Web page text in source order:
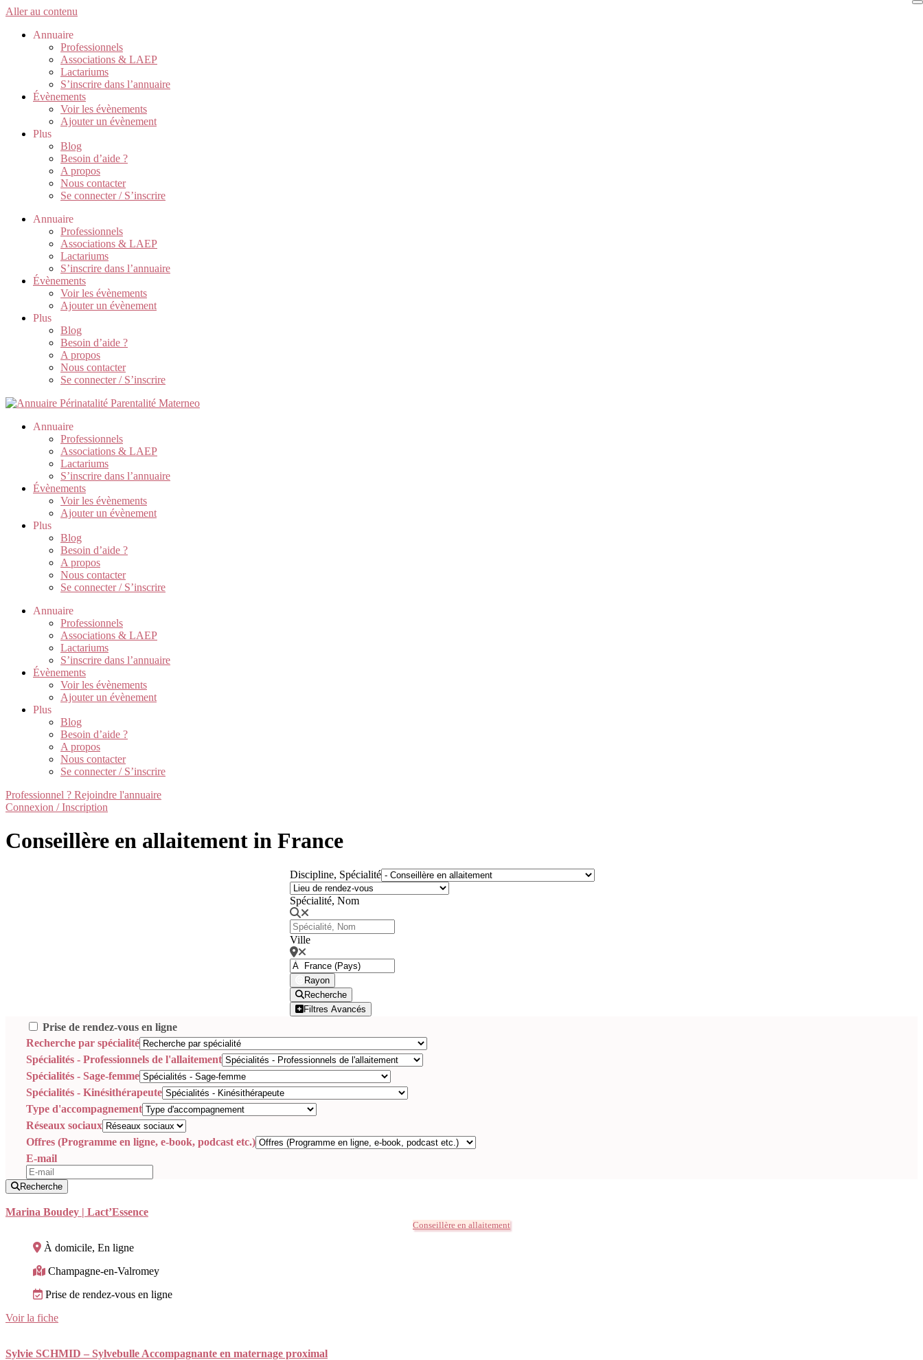
Aller au contenu
Annuaire
Professionnels
Associations & LAEP
Lactariums
S’inscrire dans l’annuaire
Évènements
Voir les évènements
Ajouter un évènement
Plus
Blog
Besoin d’aide ?
A propos
Nous contacter
Se connecter / S’inscrire
Annuaire
Professionnels
Associations & LAEP
Lactariums
S’inscrire dans l’annuaire
Évènements
Voir les évènements
Ajouter un évènement
Plus
Blog
Besoin d’aide ?
A propos
Nous contacter
Se connecter / S’inscrire
Annuaire
Professionnels
Associations & LAEP
Lactariums
S’inscrire dans l’annuaire
Évènements
Voir les évènements
Ajouter un évènement
Plus
Blog
Besoin d’aide ?
A propos
Nous contacter
Se connecter / S’inscrire
Annuaire
Professionnels
Associations & LAEP
Lactariums
S’inscrire dans l’annuaire
Évènements
Voir les évènements
Ajouter un évènement
Plus
Blog
Besoin d’aide ?
A propos
Nous contacter
Se connecter / S’inscrire
Professionnel ? Rejoindre l'annuaire
Connexion / Inscription
Conseillère en allaitement in France
Discipline, Spécialité
Spécialité, Nom
Ville
Rayon
Recherche
Filtres Avancés
Prise de rendez-vous en ligne
Recherche par spécialité
Spécialités - Professionnels de l'allaitement
Spécialités - Sage-femme
Spécialités - Kinésithérapeute
Type d'accompagnement
Réseaux sociaux
Offres (Programme en ligne, e-book, podcast etc.)
E-mail
Recherche
Marina Boudey | Lact’Essence
Conseillère en allaitement
À domicile, En ligne
Champagne-en-Valromey
Prise de rendez-vous en ligne
Voir la fiche
Sylvie SCHMID – Sylvebulle Accompagnante en maternage proximal